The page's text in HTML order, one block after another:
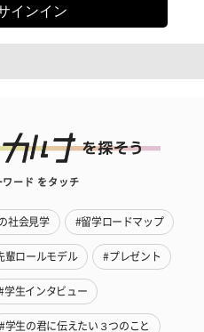
インイン
ード をタッチ
社会見学 #留学ロードマップ
輩ロールモデル #プレゼント
学生インタビュー
#学生の君に伝えたい３つのこと